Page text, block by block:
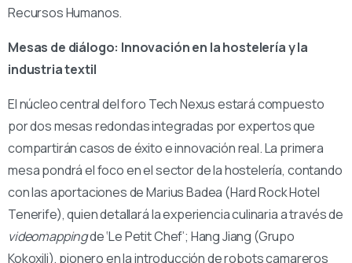
Recursos Humanos.
Mesas de diálogo: Innovación en la hostelería y la
industria textil
El núcleo central del foro Tech Nexus estará compuesto
por dos mesas redondas integradas por expertos que
compartirán casos de éxito e innovación real. La primera
mesa pondrá el foco en el sector de la hostelería, contando
con las aportaciones de Marius Badea (Hard Rock Hotel
Tenerife), quien detallará la experiencia culinaria a través de
videomappingde ‘Le Petit Chef’; Hang Jiang (Grupo
Kokoxili), pionero en la introducción de robots camareros